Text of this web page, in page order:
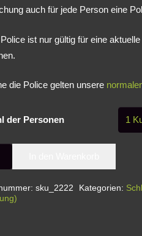
auch für jede Person eine
ist nur gültig für eine
die Police gelten unsere
der Personen
sku_2222 Kategorien: